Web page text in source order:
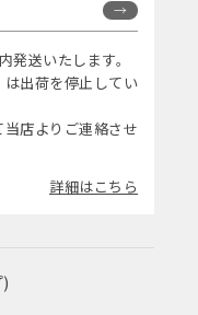
発送いたします。
出荷を停止してい
店よりご連絡させ
詳細はこちら